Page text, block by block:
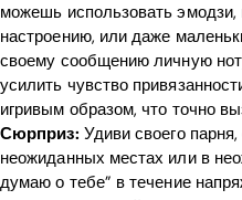
можешь использовать
настроению, или даже
своему сообщению личную
усилить чувство
игривым образом, что точно
Сюрприз: Удиви своего
неожиданных местах или в
думаю о тебе” в течение